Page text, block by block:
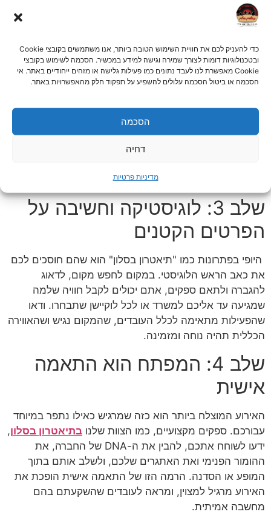
כדי להעניק לכם את חוויית השימוש הטובה ביותר, אנו משתמשים בקובצי Cookie
ובטכנולוגיות דומות לצורך שמירה וגישה למידע במכשיר. הסכמה לשימוש בקובצי
Cookie מאפשרת לנו לעבד נתונים כמו פעילות גלישה או מזהים ייחודיים באתר. אי
הסכמה או ביטול הסכמה עלולים להשפיע על תפקוד חלק מהאפשרויות באתר.
הסכמה
דחיה
מדיניות פרטיות
ליצור אימפקט, חפשו תוכן אקטיבי שגורם לאנשים לזוז,
לתקשר ולצחוק יחד.
לשחרור וצחוק: מופע בידורקומי או סטנדאפ המותאם
לעולם התוכן של החברה הוא בחירה מנצחת. צחוק
משותף הוא כלי רב עוצמה לחיבור בין אנשים.
האופציה האולטימטיבית. הן מוציאות את המשתתפים
מאזור הנוחות בצורה תומכת ומהנה, ומעודדות עבודת
צוות, הקשבה ויצירתיות.
ניתן לשלב הרצאה קצרה
ולאחריה מופע קליל או סדנה.
שלב 3: לוגיסטיקה וחשיבה על
הפרטים הקטנים
היופי בפתרונות כמו "תיאטרון בסלון" הוא שהם חוסכים לכם
את כאב הראש הלוגיסטי. במקום לחפש מקום, לדאוג
להגברה ולתאם ספקים, אתם יכולים לקבל חוויה שלמה
שמגיעה עד אליכם למשרד או לכל לוקיישן שתבחרו. ודאו
שהפעילות מתאימה לכלל העובדים, שהמקום נגיש ושהאווירה
הכללית תהיה נוחה ומזמינה.
שלב 4: המפתח הוא התאמה
אישית
האירוע המוצלח ביותר הוא כזה שמרגיש כאילו נתפר במיוחד
עבורכם. ספקים מקצועיים, כמו הצוות שלנו בתיאטרון בסלון,
ידעו לשוחח אתכם, להבין את ה-DNA של החברה, את
ההומור הפנימי ואת האתגרים שלכם, ולשלב אותם בתוך
המופע או הסדנה. הרמה הזו של התאמה אישית הופכת את
האירוע מרגיל למצוין, ומראה לעובדים שהשקעתם בהם
מחשבה אמיתית.